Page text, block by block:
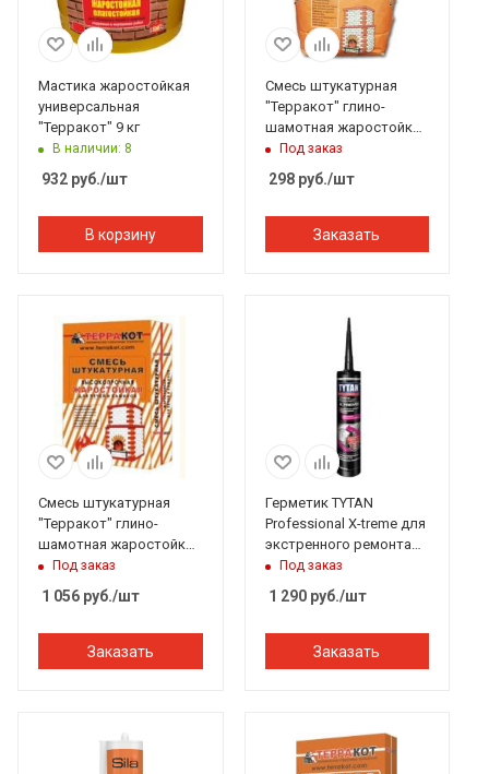
Мастика жаростойкая
универсальная
"Терракот" 9 кг
В наличии: 8
932 руб./шт
В корзину
Смесь штукатурная
"Терракот" глино-
шамотная жаростойкая
высокопрочная (5 кг)
Под заказ
298руб./шт
Заказать
Смесь штукатурная
"Терракот" глино-
шамотная жаростойкая
высокопрочная (25 кг)
Под заказ
1 056 руб./шт
Заказать
Герметик TYTAN
Professional X-treme для
экстренного ремонта
кровли (прозрачный)
310мл
Под заказ
1 290руб./шт
Заказать